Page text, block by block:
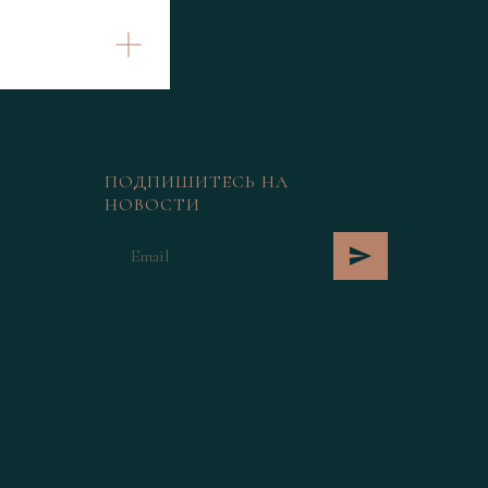
ПОДПИШИТЕСЬ НА
НОВОСТИ